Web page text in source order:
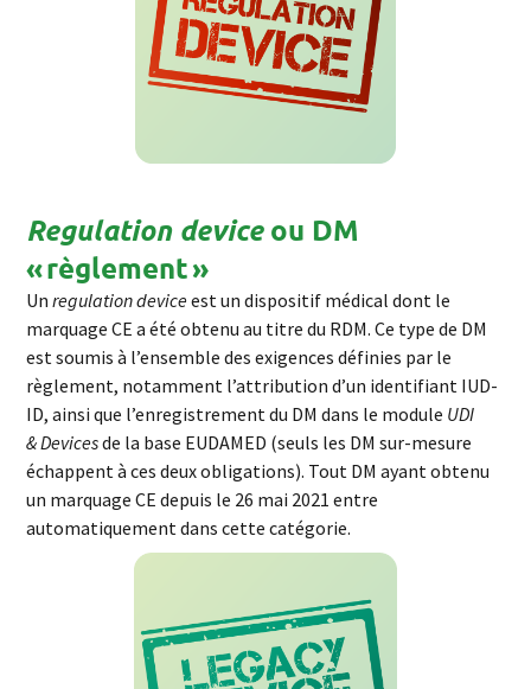
Regulation deviceou DM
« règlement »
Unregulationdeviceest un dispositif médical dont le
marquageCE a été obtenu au titre du RDM. Ce type de DM
est soumis à l’ensemble des exigences définies par le
règlement, notamment l’attribution d’un identifiant IUD-
ID, ainsi que l’enregistrement du DM dans le module UDI
&Devicesde la base EUDAMED (seuls les DM sur-mesure
échappent à ces deux obligations). Tout DM ayant obtenu
un marquage CE depuis le 26 mai 2021 entre
automatiquement dans cette catégorie.